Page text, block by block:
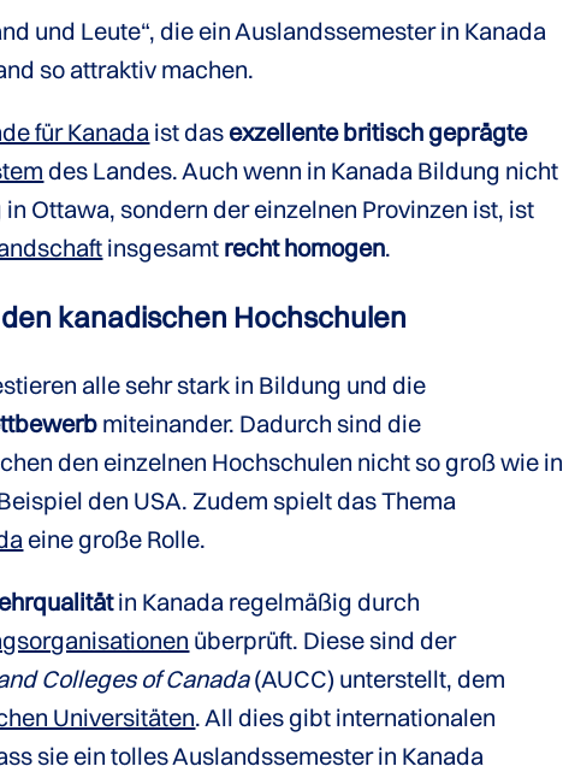
und Leute“, die ein Auslandssemester in Kanada
so attraktiv machen.
für Kanadaist dasexzellente britisch geprägte
des Landes. Auch wenn in Kanada Bildung nicht
Ottawa, sondern der einzelnen Provinzen ist, ist
insgesamt rechthomogen.
kanadischen Hochschulen
alle sehr stark in Bildung und die
miteinander. Dadurch sind die
den einzelnen Hochschulen nicht so groß wie in
den USA. Zudem spielt das Thema
eine große Rolle.
in Kanada regelmäßig durch
überprüft. Diese sind der
Colleges of Canada(AUCC) unterstellt, dem
Universitäten. All dies gibt internationalen
sie ein tolles Auslandssemester in Kanada